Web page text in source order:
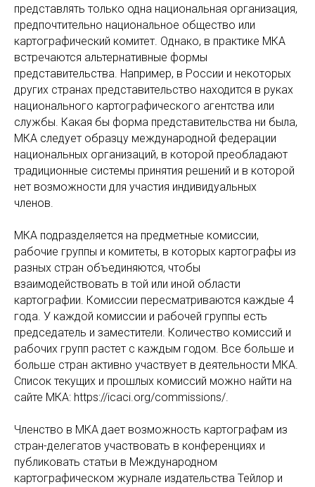
представлять только одна национальная организация,
предпочтительно национальное общество или
картографический комитет. Однако, в практике МКА
встречаются альтернативные формы
представительства. Например, в России и некоторых
других странах представительство находится в руках
национального картографического агентства или
службы. Какая бы форма представительства ни была,
МКА следует образцу международной федерации
национальных организаций, в которой преобладают
традиционные системы принятия решений и в которой
нет возможности для участия индивидуальных
членов.
МКА подразделяется на предметные комиссии,
рабочие группы и комитеты, в которых картографы из
разных стран объединяются, чтобы
взаимодействовать в той или иной области
картографии. Комиссии пересматриваются каждые 4
года. У каждой комиссии и рабочей группы есть
председатель и заместители. Количество комиссий и
рабочих групп растет с каждым годом. Все больше и
больше стран активно участвует в деятельности МКА.
Список текущих и прошлых комиссий можно найти на
сайте МКА: https://icaci.org/commissions/.
Членство в МКА дает возможность картографам из
стран-делегатов участвовать в конференциях и
публиковать статьи в Международном
картографическом журнале издательства Тейлор и